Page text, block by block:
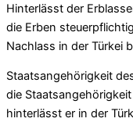
Hinterlässt der
die Erben
Nachlass in der Türkei
Staatsangehörigkeit
die
hinterlässt er in der